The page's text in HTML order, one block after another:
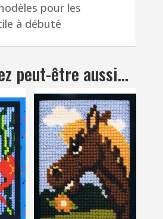
pour les
à débuté
peut-être aussi…